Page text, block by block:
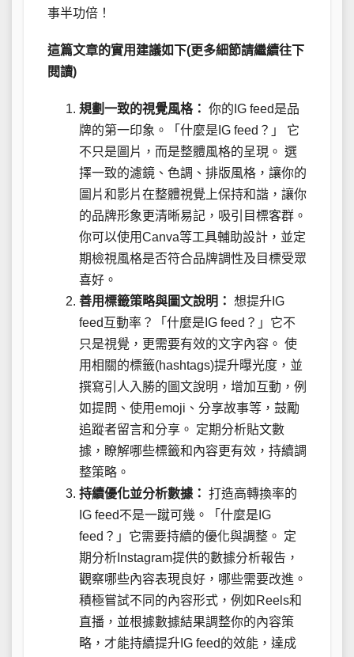
事半功倍！
這篇文章的實用建議如下(更多細節請繼續往下
閱讀)
規劃一致的視覺風格： 你的IG feed是品
牌的第一印象。「什麼是IG feed？」 它
不只是圖片，而是整體風格的呈現。 選
擇一致的濾鏡、色調、排版風格，讓你的
圖片和影片在整體視覺上保持和諧，讓你
的品牌形象更清晰易記，吸引目標客群。
你可以使用Canva等工具輔助設計，並定
期檢視風格是否符合品牌調性及目標受眾
喜好。
善用標籤策略與圖文說明： 想提升IG
feed互動率？「什麼是IG feed？」它不
只是視覺，更需要有效的文字內容。 使
用相關的標籤(hashtags)提升曝光度，並
撰寫引人入勝的圖文說明，增加互動，例
如提問、使用emoji、分享故事等，鼓勵
追蹤者留言和分享。 定期分析貼文數
據，瞭解哪些標籤和內容更有效，持續調
整策略。
持續優化並分析數據： 打造高轉換率的
IG feed不是一蹴可幾。「什麼是IG
feed？」它需要持續的優化與調整。 定
期分析Instagram提供的數據分析報告，
觀察哪些內容表現良好，哪些需要改進。
積極嘗試不同的內容形式，例如Reels和
直播，並根據數據結果調整你的內容策
略，才能持續提升IG feed的效能，達成